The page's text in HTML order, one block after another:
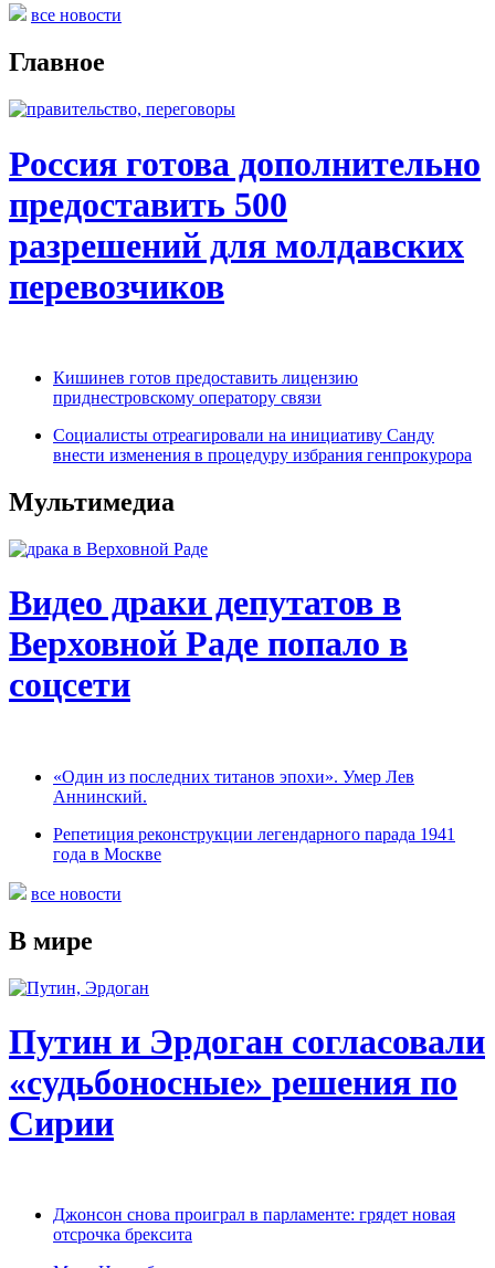
все новости
Главное
Россия готова дополнительно
предоставить 500
разрешений для молдавских
перевозчиков
Кишинев готов предоставить лицензию
приднестровскому оператору связи
Социалисты отреагировали на инициативу Санду
внести изменения в процедуру избрания генпрокурора
Мультимедиа
Видео драки депутатов в
Верховной Раде попало в
соцсети
«Один из последних титанов эпохи». Умер Лев
Аннинский.
Репетиция реконструкции легендарного парада 1941
года в Москве
все новости
В мире
Путин и Эрдоган согласовали
«судьбоносные» решения по
Сирии
Джонсон снова проиграл в парламенте: грядет новая
отсрочка брексита